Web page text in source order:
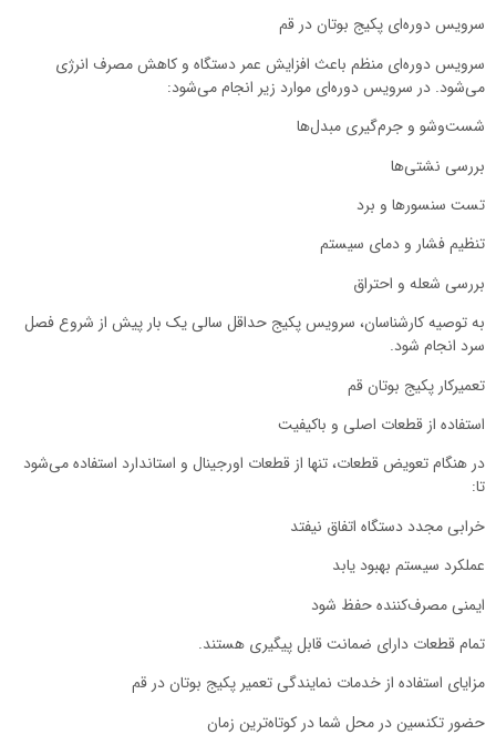
سرویس دوره‌ای پکیج بوتان در قم
سرویس دوره‌ای منظم باعث افزایش عمر دستگاه و کاهش مصرف انرژی
می‌شود. در سرویس دوره‌ای موارد زیر انجام می‌شود:
شست‌وشو و جرم‌گیری مبدل‌ها
بررسی نشتی‌ها
تست سنسورها و برد
تنظیم فشار و دمای سیستم
بررسی شعله و احتراق
به توصیه کارشناسان، سرویس پکیج حداقل سالی یک بار پیش از شروع فصل
سرد انجام شود.
تعمیرکار پکیج بوتان قم
استفاده از قطعات اصلی و باکیفیت
در هنگام تعویض قطعات، تنها از قطعات اورجینال و استاندارد استفاده می‌شود
تا:
خرابی مجدد دستگاه اتفاق نیفتد
عملکرد سیستم بهبود یابد
ایمنی مصرف‌کننده حفظ شود
تمام قطعات دارای ضمانت قابل پیگیری هستند.
مزایای استفاده از خدمات نمایندگی تعمیر پکیج بوتان در قم
حضور تکنسین در محل شما در کوتاه‌ترین زمان